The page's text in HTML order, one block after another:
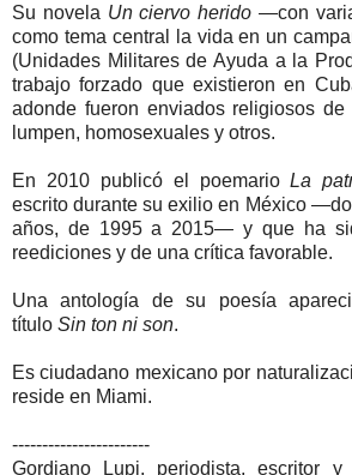
Su novela Un ciervo herido —con
como tema central la vida en un
(Unidades Militares de Ayuda a la
trabajo forzado que existieron en
adonde fueron enviados religiosos de
lumpen, homosexuales y otros.
En 2010 publicó el poemarioLa
escrito durante su exilio en México
años, de 1995 a 2015— y que ha
reediciones y de una crítica favorable.
Una antología de su poesía
título Sin ton ni son.
Es ciudadano mexicano por
reside en Miami.
-----------------------
Gordiano Lupi, periodista, escritor y